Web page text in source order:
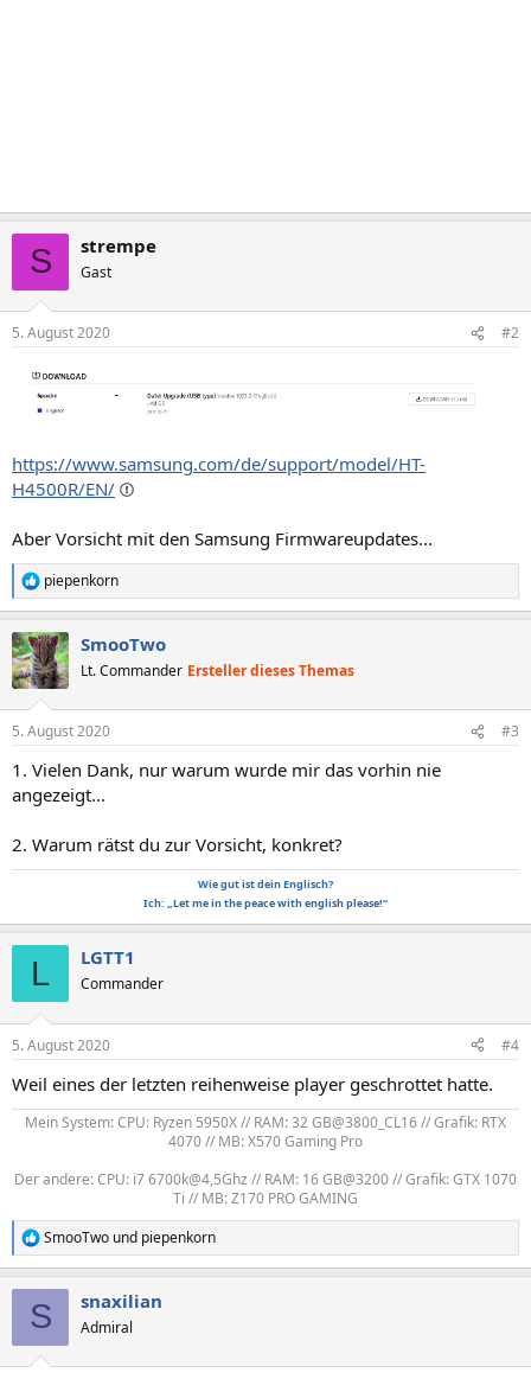
S strempe
Gast
5. August 2020 #2
https://www.samsung.com/de/support/model/HT-
H4500R/EN/
Aber Vorsicht mit den Samsung Firmwareupdates...
R
e
k
t
i
e
piepenkorn
SmooTwo
Lt. Commander Ersteller dieses Themas
5. August 2020 #3
1. Vielen Dank, nur warum wurde mir das vorhin nie
angezeigt...
2. Warum rätst du zur Vorsicht, konkret?
Wie gut ist dein Englisch?
Ich: „Let me in the peace with english please!“
L LGTT1
Commander
5. August 2020 #4
Weil eines der letzten reihenweise player geschrottet hatte.
Mein System: CPU: Ryzen 5950X // RAM: 32 GB@3800_CL16 // Grafik: RTX
4070 // MB: X570 Gaming Pro
Der andere: CPU: i7 6700k@4,5Ghz // RAM: 16 GB@3200 // Grafik: GTX 1070
Ti // MB: Z170 PRO GAMING​
R
e
SmooTwo und piepenkorn
S snaxilian
Admiral